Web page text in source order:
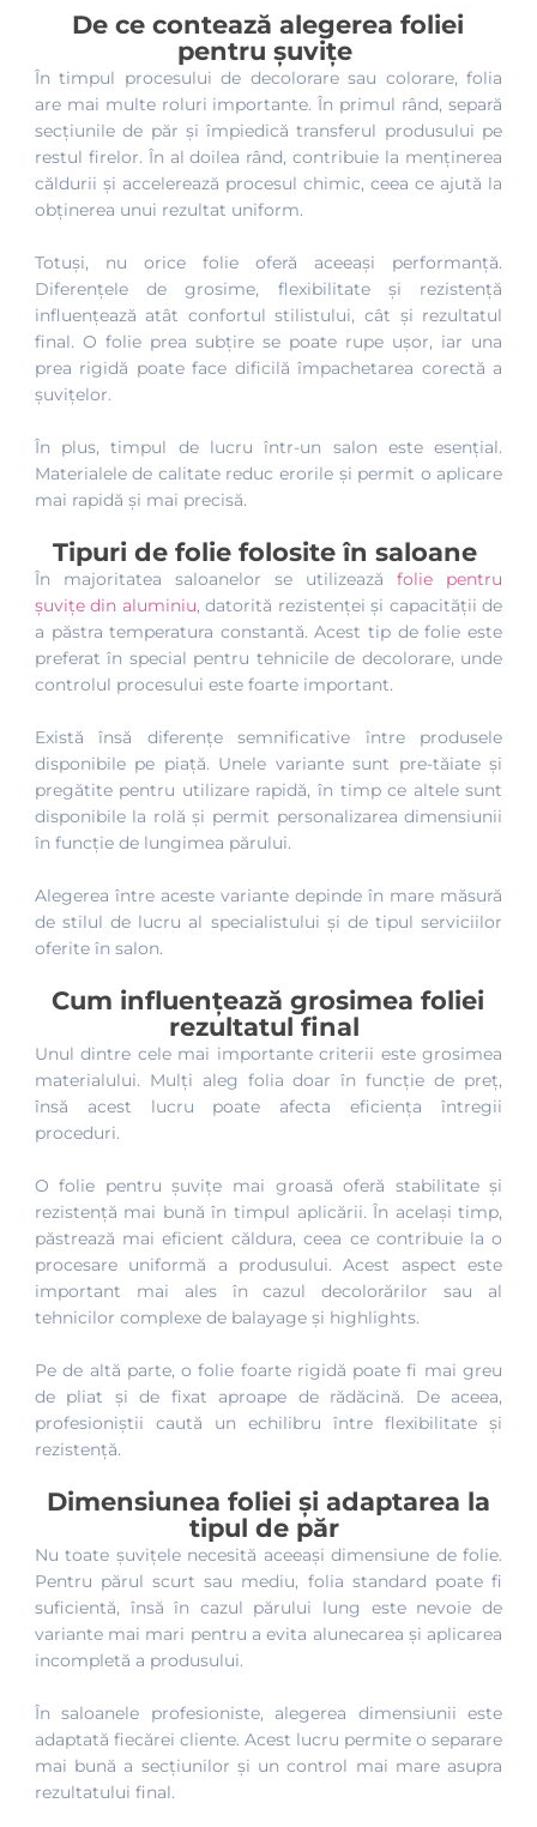
De ce contează alegerea foliei
pentru șuvițe
În timpul procesului de decolorare sau colorare, folia
are mai multe roluri importante. În primul rând, separă
secțiunile de păr și împiedică transferul produsului pe
restul firelor. În al doilea rând, contribuie la menținerea
căldurii și accelerează procesul chimic, ceea ce ajută la
obținerea unui rezultat uniform.
Totuși, nu orice folie oferă aceeași performanță.
Diferențele de grosime, flexibilitate și rezistență
influențează atât confortul stilistului, cât și rezultatul
final. O folie prea subțire se poate rupe ușor, iar una
prea rigidă poate face dificilă împachetarea corectă a
șuvițelor.
În plus, timpul de lucru într-un salon este esențial.
Materialele de calitate reduc erorile și permit o aplicare
mai rapidă și mai precisă.
Tipuri de folie folosite în saloane
În majoritatea saloanelor se utilizeazăfolie pentru
șuvițe din aluminiu, datorită rezistenței și capacității de
a păstra temperatura constantă. Acest tip de folie este
preferat în special pentru tehnicile de decolorare, unde
controlul procesului este foarte important.
Există însă diferențe semnificative între produsele
disponibile pe piață. Unele variante sunt pre-tăiate și
pregătite pentru utilizare rapidă, în timp ce altele sunt
disponibile la rolă și permit personalizarea dimensiunii
în funcție de lungimea părului.
Alegerea între aceste variante depinde în mare măsură
de stilul de lucru al specialistului și de tipul serviciilor
oferite în salon.
Cum influențează grosimea foliei
rezultatul final
Unul dintre cele mai importante criterii este grosimea
materialului. Mulți aleg folia doar în funcție de preț,
însă acest lucru poate afecta eficiența întregii
proceduri.
O folie pentru șuvițe mai groasă oferă stabilitate și
rezistență mai bună în timpul aplicării. În același timp,
păstrează mai eficient căldura, ceea ce contribuie la o
procesare uniformă a produsului. Acest aspect este
important mai ales în cazul decolorărilor sau al
tehnicilor complexe de balayage și highlights.
Pe de altă parte, o folie foarte rigidă poate fi mai greu
de pliat și de fixat aproape de rădăcină. De aceea,
profesioniștii caută un echilibru între flexibilitate și
rezistență.
Dimensiunea foliei și adaptarea la
tipul de păr
Nu toate șuvițele necesită aceeași dimensiune de folie.
Pentru părul scurt sau mediu, folia standard poate fi
suficientă, însă în cazul părului lung este nevoie de
variante mai mari pentru a evita alunecarea și aplicarea
incompletă a produsului.
În saloanele profesioniste, alegerea dimensiunii este
adaptată fiecărei cliente. Acest lucru permite o separare
mai bună a secțiunilor și un control mai mare asupra
rezultatului final.